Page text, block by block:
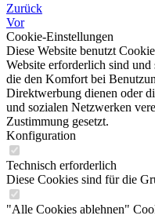
Zurück
Vor
Cookie-Einstellungen
Diese Website benutzt
Website erforderlich sind und
die den Komfort bei
Direktwerbung dienen oder
und sozialen Netzwerken
Zustimmung gesetzt.
Konfiguration
Technisch erforderlich
Diese Cookies sind für die
"Alle Cookies ablehnen"